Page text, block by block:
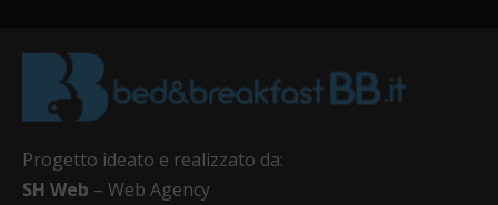
Progetto ideato e realizzato da:
SH Web – Web Agency